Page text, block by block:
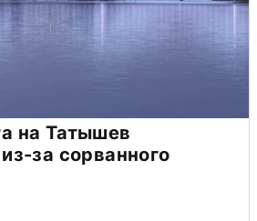
на Татышев
за сорванного